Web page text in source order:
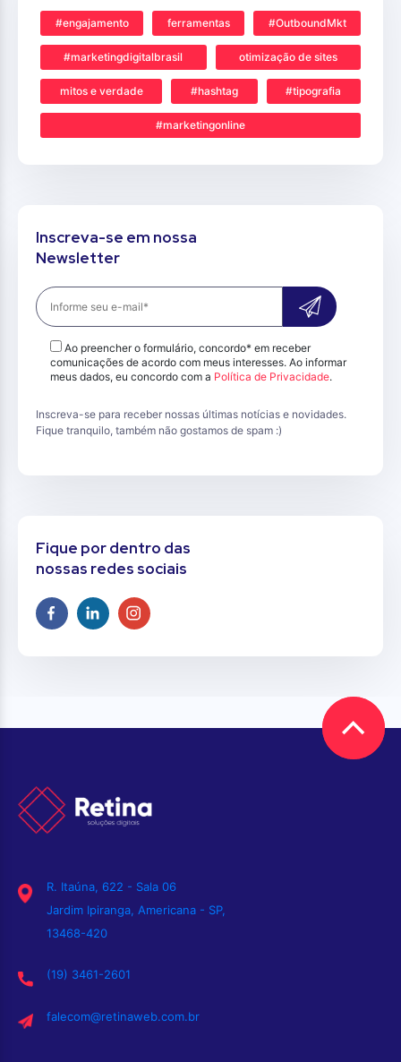
#engajamento ferramentas #OutboundMkt
#marketingdigitalbrasil otimização de sites
mitos e verdade #hashtag #tipografia
#marketingonline
Inscreva-se em nossa
Newsletter
Ao preencher o formulário, concordo* em receber
comunicações de acordo com meus interesses. Ao informar
meus dados, eu concordo com a Política de Privacidade.
Inscreva-se para receber nossas últimas notícias e novidades.
Fique tranquilo, também não gostamos de spam :)
Fique por dentro das
nossas redes sociais
R. Itaúna, 622 - Sala 06
Jardim Ipiranga, Americana - SP,
13468-420
(19) 3461-2601
falecom@retinaweb.com.br